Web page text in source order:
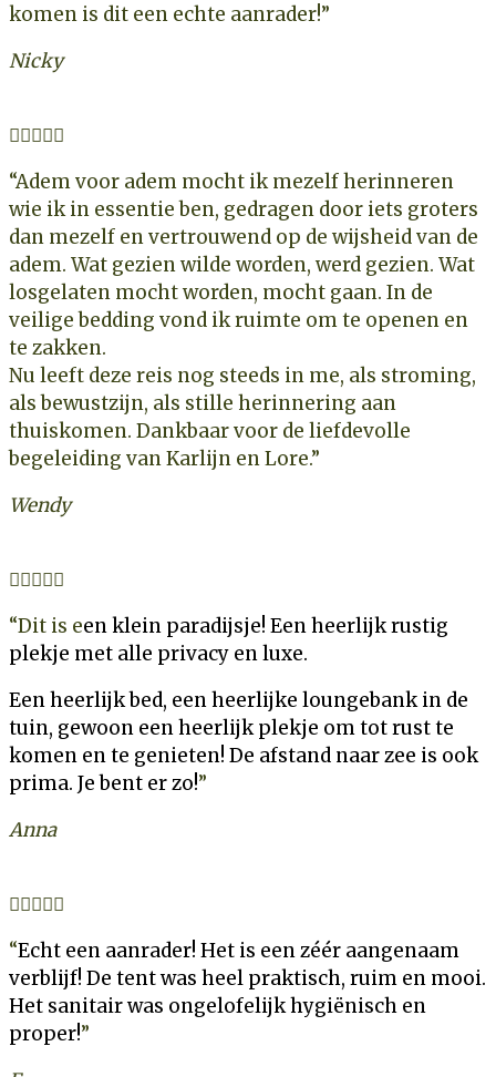
komen is dit een echte aanrader!”
Nicky

“Adem voor adem mocht ik mezelf herinneren
wie ik in essentie ben, gedragen door iets groters
dan mezelf en vertrouwend op de wijsheid van de
adem. Wat gezien wilde worden, werd gezien. Wat
losgelaten mocht worden, mocht gaan. In de
veilige bedding vond ik ruimte om te openen en
te zakken.
Nu leeft deze reis nog steeds in me, als stroming,
als bewustzijn, als stille herinnering aan
thuiskomen. Dankbaar voor de liefdevolle
begeleiding van Karlijn en Lore.”
Wendy

“Dit is een klein paradijsje! Een heerlijk rustig
plekje met alle privacy en luxe.
Een heerlijk bed, een heerlijke loungebank in de
tuin, gewoon een heerlijk plekje om tot rust te
komen en te genieten! De afstand naar zee is ook
prima. Je bent er zo!”
Anna

“Echt een aanrader! Het is een zéér aangenaam
verblijf! De tent was heel praktisch, ruim en mooi.
Het sanitair was ongelofelijk hygiënisch en
proper!”